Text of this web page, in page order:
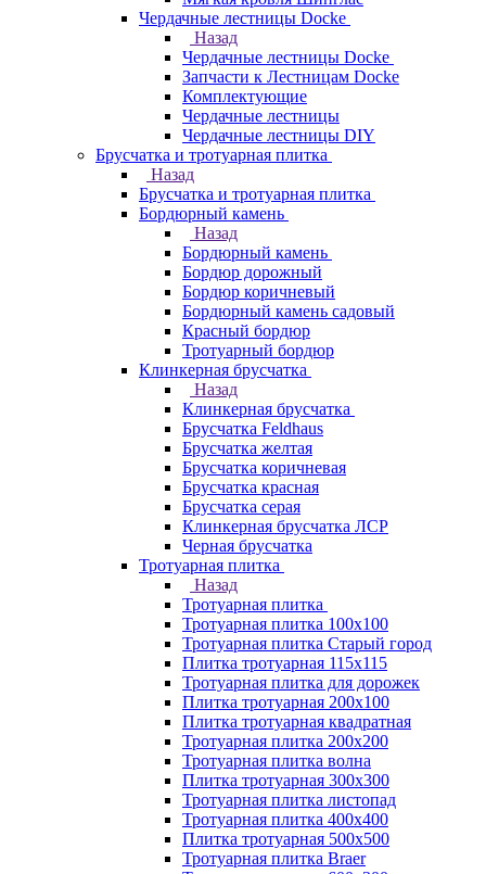
Чердачные лестницы Docke
Назад
Чердачные лестницы Docke
Запчасти к Лестницам Docke
Комплектующие
Чердачные лестницы
Чердачные лестницы DIY
Брусчатка и тротуарная плитка
Назад
Брусчатка и тротуарная плитка
Бордюрный камень
Назад
Бордюрный камень
Бордюр дорожный
Бордюр коричневый
Бордюрный камень садовый
Красный бордюр
Тротуарный бордюр
Клинкерная брусчатка
Назад
Клинкерная брусчатка
Брусчатка Feldhaus
Брусчатка желтая
Брусчатка коричневая
Брусчатка красная
Брусчатка серая
Клинкерная брусчатка ЛСР
Черная брусчатка
Тротуарная плитка
Назад
Тротуарная плитка
Тротуарная плитка 100x100
Тротуарная плитка Старый город
Плитка тротуарная 115x115
Тротуарная плитка для дорожек
Плитка тротуарная 200х100
Плитка тротуарная квадратная
Тротуарная плитка 200х200
Тротуарная плитка волна
Плитка тротуарная 300х300
Тротуарная плитка листопад
Тротуарная плитка 400х400
Плитка тротуарная 500x500
Тротуарная плитка Braer